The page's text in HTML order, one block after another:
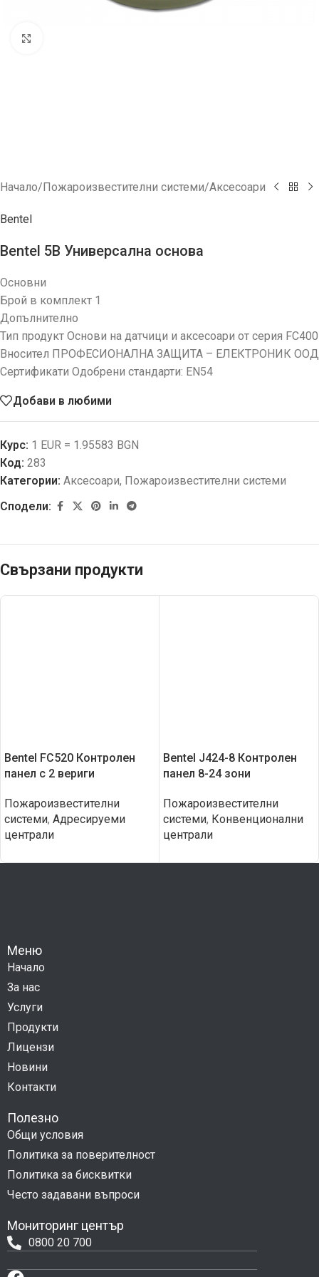
Начало/ Пожароизвестителни системи/Аксесоари
Bentel
Bentel 5B Универсална основа
Основни
Брой в комплект 1
Допълнително
Тип продукт Основи на датчици и аксесоари от серия FC400
Вносител ПРОФЕСИОНАЛНА ЗАЩИТА – ЕЛЕКТРОНИК ООД
Сертификати Одобрени стандарти: EN54
Добави в любими
Курс: 1 EUR = 1.95583 BGN
Код: 283
Категории: Аксесоари, Пожароизвестителни системи
Сподели:
Свързани продукти
Bentel FC520 Контролен
панел с 2 вериги
Пожароизвестителни
системи, Адресируеми
централи
Bentel J424-8 Контролен
панел 8-24 зони
Пожароизвестителни
системи, Конвенционални
централи
Меню
Начало
За нас
Услуги
Продукти
Лицензи
Новини
Контакти
Полезно
Общи условия
Политика за поверителност
Политика за бисквитки
Често задавани въпроси
Мониторинг център
0800 20 700